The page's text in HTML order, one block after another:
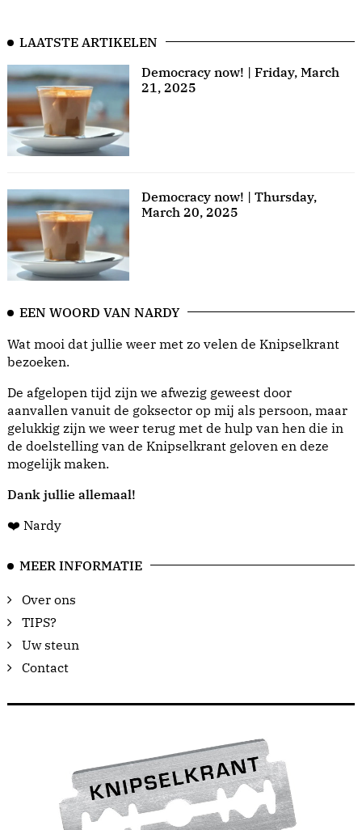
LAATSTE ARTIKELEN
Democracy now! | Friday, March
21, 2025
Democracy now! | Thursday,
March 20, 2025
EEN WOORD VAN NARDY
Wat mooi dat jullie weer met zo velen de Knipselkrant
bezoeken.
De afgelopen tijd zijn we afwezig geweest door
aanvallen vanuit de goksector op mij als persoon, maar
gelukkig zijn we weer terug met de hulp van hen die in
de doelstelling van de Knipselkrant geloven en deze
mogelijk maken.
Dank jullie allemaal!
❤️ Nardy
MEER INFORMATIE
Over ons
TIPS?
Uw steun
Contact